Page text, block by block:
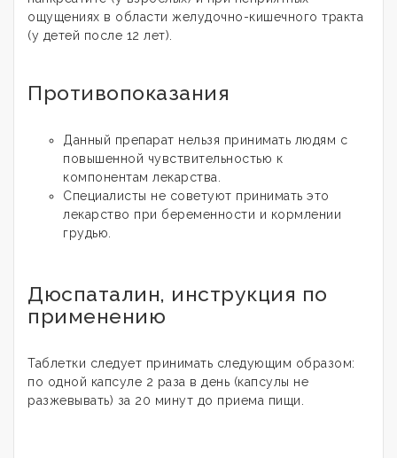
ощущениях в области желудочно-кишечного тракта
(у детей после 12 лет).
Противопоказания
Данный препарат нельзя принимать людям с
повышенной чувствительностью к
компонентам лекарства.
Специалисты не советуют принимать это
лекарство при беременности и кормлении
грудью.
Дюспаталин, инструкция по
применению
Таблетки следует принимать следующим образом:
по одной капсуле 2 раза в день (капсулы не
разжевывать) за 20 минут до приема пищи.